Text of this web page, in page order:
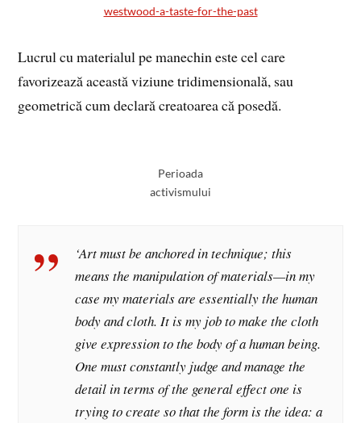
westwood-a-taste-for-the-past
Lucrul cu materialul pe manechin este cel care
favorizează această viziune tridimensională, sau
geometrică cum declară creatoarea că posedă.
Perioada
activismului
‘Art must be anchored in technique; this
means the manipulation of materials—in my
case my materials are essentially the human
body and cloth. It is my job to make the cloth
give expression to the body of a human being.
One must constantly judge and manage the
detail in terms of the general effect one is
trying to create so that the form is the idea: a